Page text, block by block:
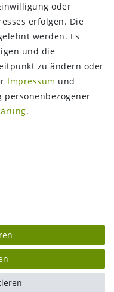
oder
erfolgen. Die
werden. Es
und die
zu ändern oder
Impressum und
personenbezogener
.